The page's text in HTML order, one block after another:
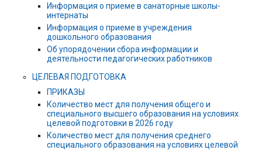
Информация о приеме в санаторные школы-
интернаты
Информация о приеме в учреждения
дошкольного образования
Об упорядочении сбора информации и
деятельности педагогических работников
ЦЕЛЕВАЯ ПОДГОТОВКА
ПРИКАЗЫ
Количество мест для получения общего и
специального высшего образования на условиях
целевой подготовки в 2026 году
Количество мест для получения среднего
специального образования на условиях целевой